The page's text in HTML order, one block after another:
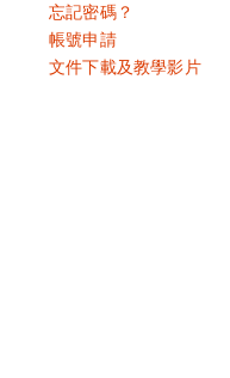
忘記密碼？
帳號申請
文件下載及教學影片